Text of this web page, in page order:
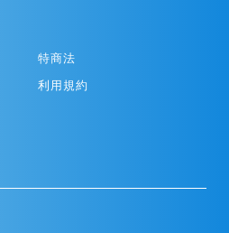
特商法
利用規約